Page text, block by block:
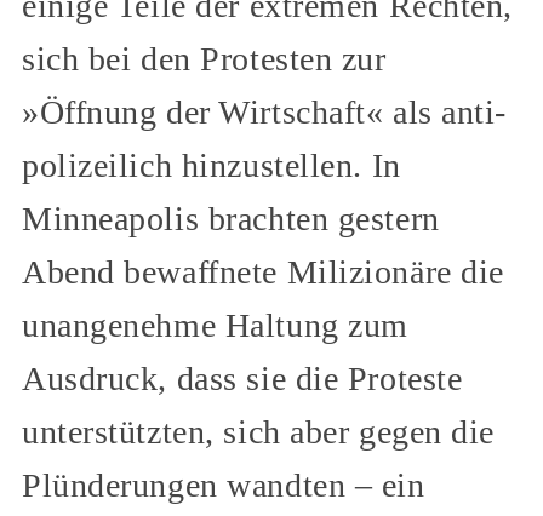
sich bei den Protesten zur
»Öffnung der Wirtschaft« als anti-
polizeilich hinzustellen. In
Minneapolis brachten gestern
Abend bewaffnete Milizionäre die
unangenehme Haltung zum
Ausdruck, dass sie die Proteste
unterstützten, sich aber gegen die
Plünderungen wandten – ein